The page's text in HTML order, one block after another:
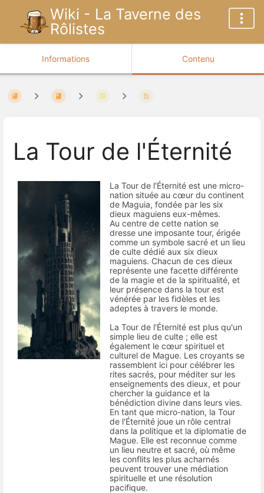
Wiki - La Taverne des
Rôlistes
Informations Contenu
La Tour de l'Éternité
La Tour de l'Éternité est une micro-
nation située au cœur du continent
de Maguia, fondée par les six
dieux maguiens eux-mêmes.
Au centre de cette nation se
dresse une imposante tour, érigée
comme un symbole sacré et un lieu
de culte dédié aux six dieux
maguiens. Chacun de ces dieux
représente une facette différente
de la magie et de la spiritualité, et
leur présence dans la tour est
vénérée par les fidèles et les
adeptes à travers le monde.
La Tour de l'Éternité est plus qu'un
simple lieu de culte ; elle est
également le cœur spirituel et
culturel de Mague. Les croyants se
rassemblent ici pour célébrer les
rites sacrés, pour méditer sur les
enseignements des dieux, et pour
chercher la guidance et la
bénédiction divine dans leurs vies.
En tant que micro-nation, la Tour
de l'Éternité joue un rôle central
dans la politique et la diplomatie de
Mague. Elle est reconnue comme
un lieu neutre et sacré, où même
les conflits les plus acharnés
peuvent trouver une médiation
spirituelle et une résolution
pacifique.